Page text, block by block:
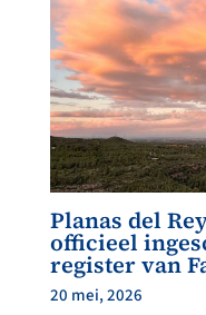
Planas del
officieel
register van
20 mei, 2026